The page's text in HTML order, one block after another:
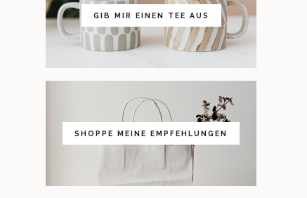
GIB MIR EINEN TEE AUS
SHOPPE MEINE EMPFEHLUNGEN